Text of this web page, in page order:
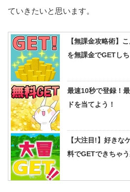
ていきたいと思います。
【無課金攻略術】
を無課金でGETしち
最速10秒で登録！
ドを当てよう！
【大注目!】好きな
料でGETできちゃ